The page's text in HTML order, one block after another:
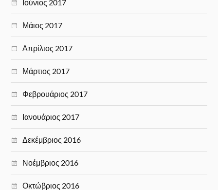
Ιούνιος 2017
Μάιος 2017
Απρίλιος 2017
Μάρτιος 2017
Φεβρουάριος 2017
Ιανουάριος 2017
Δεκέμβριος 2016
Νοέμβριος 2016
Οκτώβριος 2016